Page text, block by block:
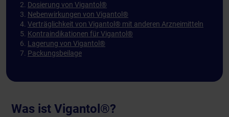
Was ist Vigantol®?
Dosierung von Vigantol®
Nebenwirkungen von Vigantol®
Verträglichkeit von Vigantol® mit anderen Arzneimitteln
Kontraindikationen für Vigantol®
Lagerung von Vigantol®
Packungsbeilage